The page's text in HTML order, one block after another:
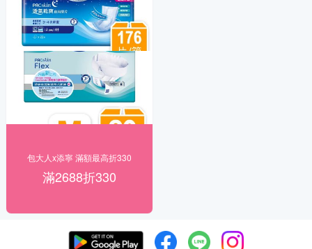
包大人x添寧 滿額最高折330
滿2688折330